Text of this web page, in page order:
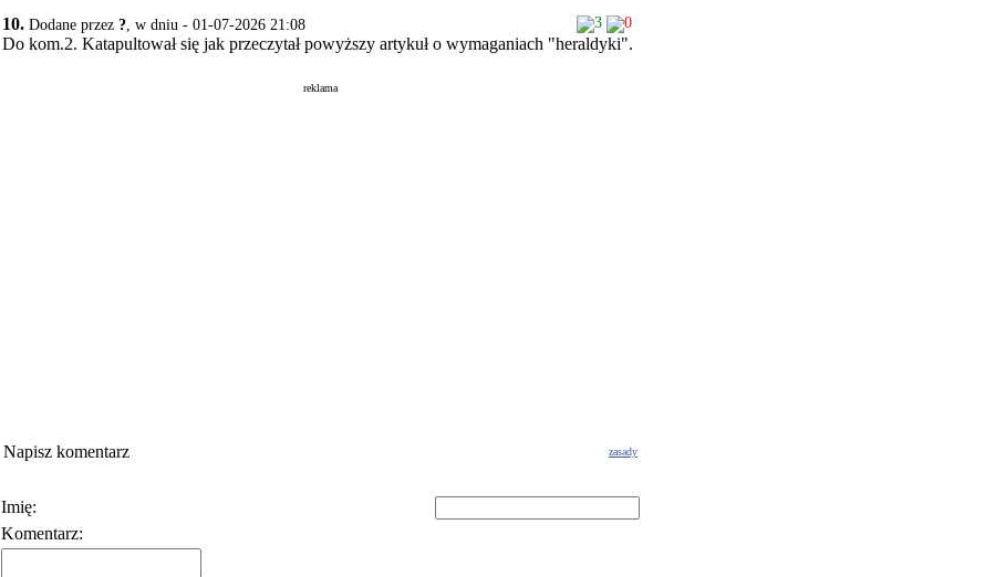
10. Dodane przez ?, w dniu - 01-07-2026 21:08 3 0
Do kom.2. Katapultował się jak przeczytał powyższy artykuł o wymaganiach "heraldyki".
reklama
Napisz komentarz zasady
Imię:
Komentarz: